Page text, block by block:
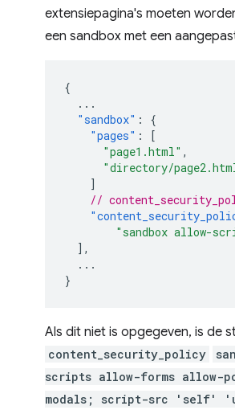
extensiepagina's moeten
een sandbox met een
{
...
"sandbox" :
{
"pages" :
[
"page1.html" ,
"directory/
]
//
"sandbox allow-
],
...
}
Als dit niet is opgegeven, is de
content_security_policy
scripts allow-forms allow-
modals; script-src 'self'